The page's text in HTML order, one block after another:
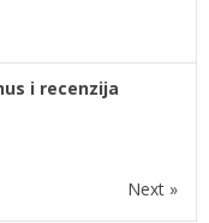
i recenzija
Next »